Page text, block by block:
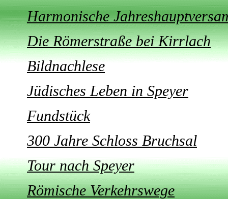
Harmonische
Die Römerstraße bei Kirrlach
Bildnachlese
Jüdisches Leben in Speyer
Fundstück
300 Jahre Schloss Bruchsal
Tour nach Speyer
Römische Verkehrswege